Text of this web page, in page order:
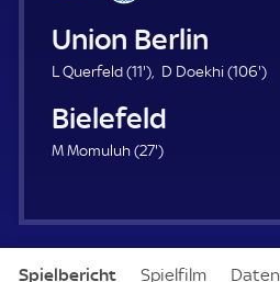
1. FC Union Berlin
L Querfeld (11'1
.
i
t
e
) D Doekhi (106'1
u
t
e
)
Arminia Bielefeld
M Momuluh (27'2
)
Spielbericht Spielfilm Daten